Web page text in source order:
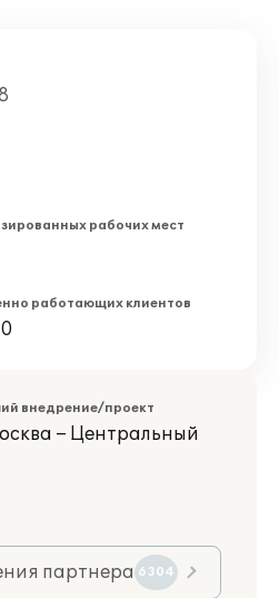
рабочих мест
работающих клиентов
внедрение/проект
– Центральный
партнера 6304